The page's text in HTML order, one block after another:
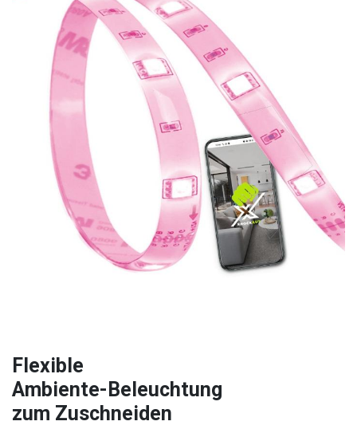
Flexible
Ambiente-Beleuchtung
zum Zuschneiden